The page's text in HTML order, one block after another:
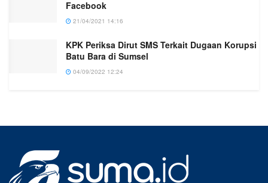
Facebook
21/04/2021 14:16
KPK Periksa Dirut SMS Terkait Dugaan Korupsi
Batu Bara di Sumsel
04/09/2022 12:24